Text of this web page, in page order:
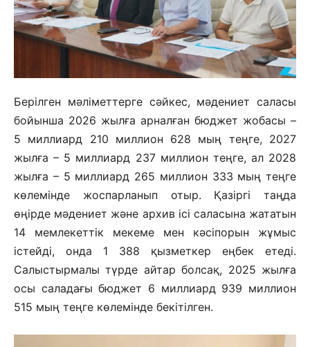
Берілген мәліметтерге сәйкес, мәдениет саласы
бойынша 2026 жылға арналған бюджет жобасы –
5 миллиард 210 миллион 628 мың теңге, 2027
жылға – 5 миллиард 237 миллион теңге, ал 2028
жылға – 5 миллиард 265 миллион 333 мың теңге
көлемінде жоспарланып отыр. Қазіргі таңда
өңірде мәдениет және архив ісі саласына жататын
14 мемлекеттік мекеме мен кәсіпорын жұмыс
істейді, онда 1 388 қызметкер еңбек етеді.
Салыстырмалы түрде айтар болсақ, 2025 жылға
осы саладағы бюджет 6 миллиард 939 миллион
515 мың теңге көлемінде бекітілген.